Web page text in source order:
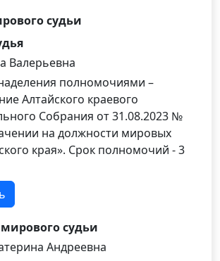
судьи
Валерьевна
полномочиями –
Алтайского краевого
Собрания от 31.08.2023 №
на должности мировых
края». Срок полномочий - 3
судьи
Андреевна